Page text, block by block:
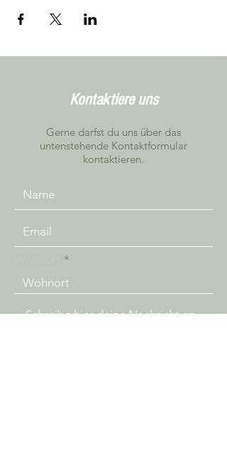
Kontaktiere uns
Gerne darfst du uns über das
untenstehende Kontaktformular
kontaktieren.